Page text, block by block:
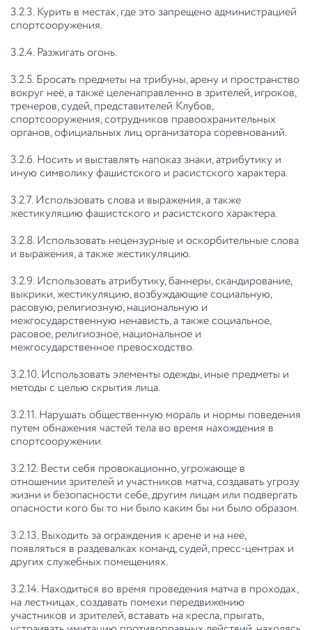
3.2.3. Курить в местах, где это запрещено администрацией
спортсооружения.
3.2.4. Разжигать огонь.
3.2.5. Бросать предметы на трибуны, арену и пространство
вокруг неё, а также целенаправленно в зрителей, игроков,
тренеров, судей, представителей Клубов,
спортсооружения, сотрудников правоохранительных
органов, официальных лиц организатора соревнований.
3.2.6. Носить и выставлять напоказ знаки, атрибутику и
иную символику фашистского и расистского характера.
3.2.7. Использовать слова и выражения, а также
жестикуляцию фашистского и расистского характера.
3.2.8. Использовать нецензурные и оскорбительные слова
и выражения, а также жестикуляцию.
3.2.9. Использовать атрибутику, баннеры, скандирование,
выкрики, жестикуляцию, возбуждающие социальную,
расовую, религиозную, национальную и
межгосударственную ненависть, а также социальное,
расовое, религиозное, национальное и
межгосударственное превосходство.
3.2.10. Использовать элементы одежды, иные предметы и
методы с целью скрытия лица.
3.2.11. Нарушать общественную мораль и нормы поведения
путем обнажения частей тела во время нахождения в
спортсооружении.
3.2.12. Вести себя провокационно, угрожающе в
отношении зрителей и участников матча, создавать угрозу
жизни и безопасности себе, другим лицам или подвергать
опасности кого бы то ни было каким бы ни было образом.
3.2.13. Выходить за ограждения к арене и на неё,
появляться в раздевалках команд, судей, пресс-центрах и
других служебных помещениях.
3.2.14. Находиться во время проведения матча в проходах,
на лестницах, создавать помехи передвижению
участников и зрителей, вставать на кресла, прыгать,